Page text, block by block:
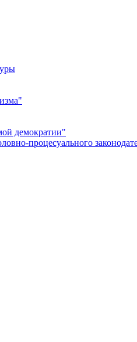
демократии"
процесуального